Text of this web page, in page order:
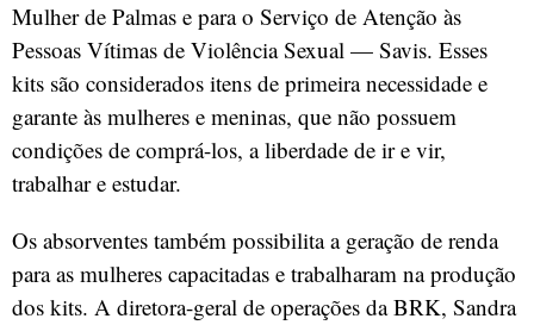
Mulher de Palmas e para o Serviço de Atenção às
Pessoas Vítimas de Violência Sexual — Savis. Esses
kits são considerados itens de primeira necessidade e
garante às mulheres e meninas, que não possuem
condições de comprá-los, a liberdade de ir e vir,
trabalhar e estudar.
Os absorventes também possibilita a geração de renda
para as mulheres capacitadas e trabalharam na produção
dos kits. A diretora-geral de operações da BRK, Sandra